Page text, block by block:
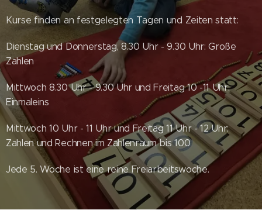
Kurse finden an festgelegten Tagen und Zeiten statt:
Dienstag und Donnerstag, 8.30 Uhr - 9.30 Uhr: Große
Zahlen
Mittwoch 8.30 Uhr - 9.30 Uhr und Freitag 10 -11 Uhr:
Einmaleins
Mittwoch 10 Uhr - 11 Uhr und Freitag 11 Uhr - 12 Uhr:
Zahlen und Rechnen im Zahlenraum bis 100
Jede 5. Woche ist eine reine Freiarbeitswoche.